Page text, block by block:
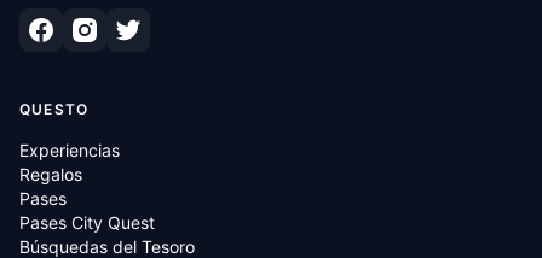
QUESTO
Experiencias
Regalos
Pases
Pases City Quest
Búsquedas del Tesoro